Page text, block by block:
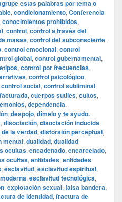
estas palabras por tema o
, condicionamiento, Conferencia
conocimientos prohibidos,
, control, control a través del
masas, control del subconsciente,
, control emocional, control
global, control gubernamental,
, control por frecuencias,
, control psicológico,
control social, control subliminal,
, cuerpos sutiles, cultos,
, dependencia,
, despojo, dímelo y te ayudo.
, disociación, disociación inducida,
la verdad, distorsión perceptual,
mental, dualidad, dualidad
ocultas, encadenado, encarcelado,
ocultas, entidades, entidades
, esclavitud, esclavitud espiritual,
, esclavitud tecnológica,
, explotación sexual, falsa bandera,
de identidad, fractura de